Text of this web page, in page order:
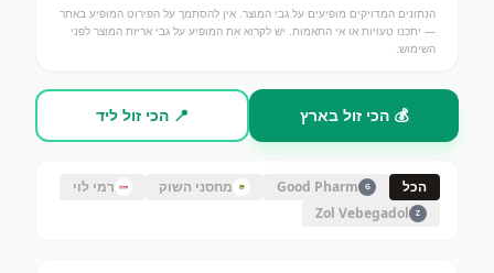
הנתונים המדויקים מופיעים על גבי המוצר. אין להסתמך על הפירוט המופיע באתר
— יתכנו טעויות או אי התאמות. יש לקרוא את המופיע על גבי אריזת המוצר לפני
השימוש.
💰 הכי זול בארץ 📍 הכי זול ליד
הכל G
Good Pharm מחסני השוק רמי לוי
Z
Zol Vebegadol